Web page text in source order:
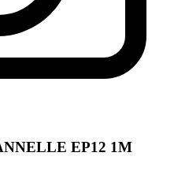
EP12 1M